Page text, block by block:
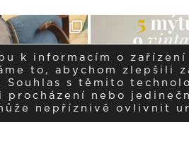
k informacím o
to, abychom zlepšili
Souhlas s těmito
nebo
nepříznivě ovlivnit